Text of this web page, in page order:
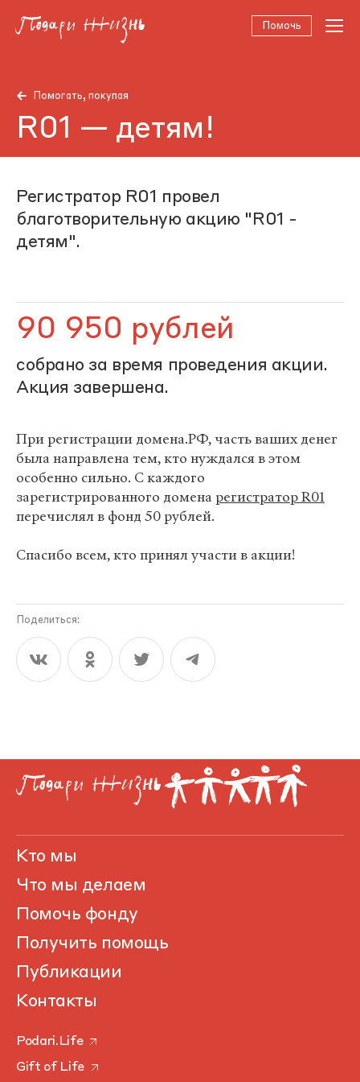
Помочь
Помогать, покупая
R01 — детям!
Регистратор R01 провел
благотворительную акцию "R01 -
детям".
90 950 рублей
собрано за время проведения акции.
Акция завершена.
При регистрации домена.РФ, часть ваших денег
была направлена тем, кто нуждался в этом
особенно сильно. С каждого
зарегистрированного домена регистратор R01
перечислял в фонд 50 рублей.
Спасибо всем, кто принял участи в акции!
Поделиться:
Кто мы
Что мы делаем
Помочь фонду
Получить помощь
Публикации
Контакты
Podari.Life
Gift of Life